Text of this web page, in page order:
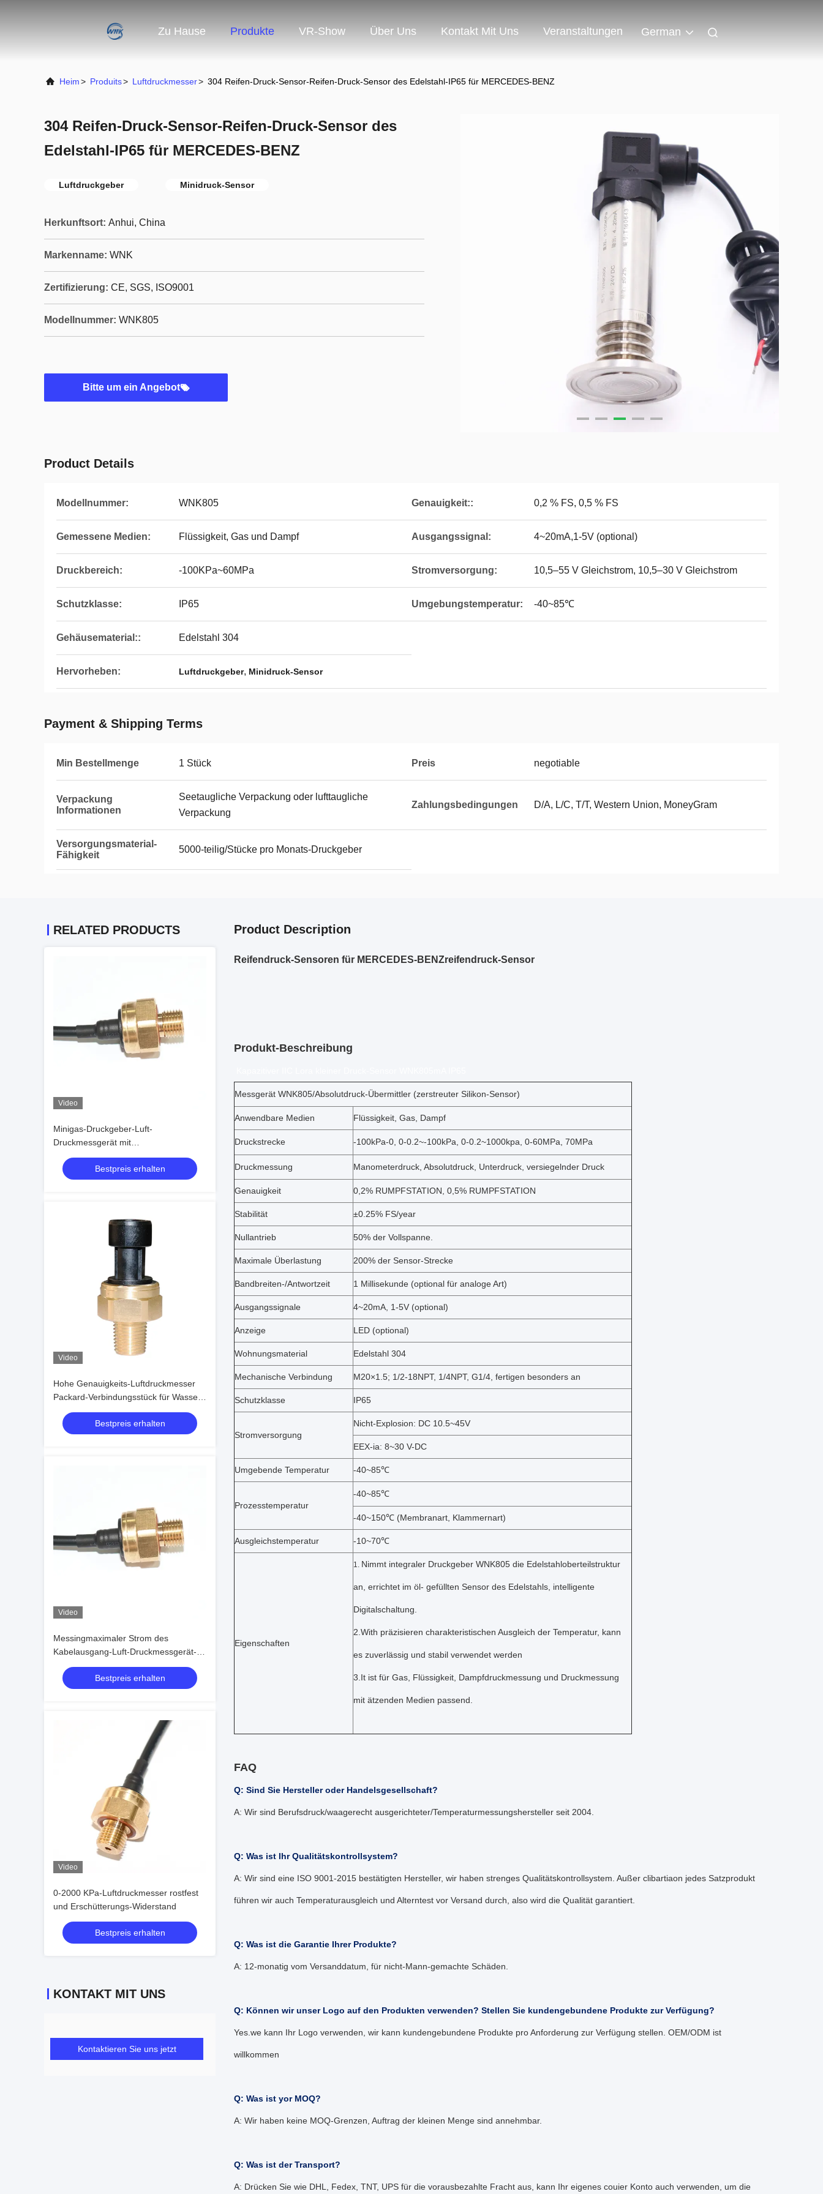
Zu Hause Produkte VR-Show Über Uns Kontakt Mit Uns Veranstaltungen German
Heim> Produits> Luftdruckmesser> 304 Reifen-Druck-Sensor-Reifen-Druck-Sensor des Edelstahl-IP65 für MERCEDES-BENZ
304 Reifen-Druck-Sensor-Reifen-Druck-Sensor des
Edelstahl-IP65 für MERCEDES-BENZ
Luftdruckgeber Minidruck-Sensor
Herkunftsort: Anhui, China
Markenname: WNK
Zertifizierung: CE, SGS, ISO9001
Modellnummer: WNK805
Bitte um ein Angebot
Product Details
Modellnummer: WNK805 Genauigkeit:: 0,2 % FS, 0,5 % FS
Gemessene Medien: Flüssigkeit, Gas und Dampf Ausgangssignal: 4~20mA,1-5V (optional)
Druckbereich: -100KPa~60MPa Stromversorgung: 10,5–55 V Gleichstrom, 10,5–30 V Gleichstrom
Schutzklasse: IP65 Umgebungstemperatur: -40~85℃
Gehäusematerial:: Edelstahl 304
Hervorheben: Luftdruckgeber, Minidruck-Sensor
Payment & Shipping Terms
Min Bestellmenge 1 Stück Preis negotiable
Verpackung
Informationen
Seetaugliche Verpackung oder lufttaugliche
Verpackung
Zahlungsbedingungen D/A, L/C, T/T, Western Union, MoneyGram
Versorgungsmaterial-
Fähigkeit
5000-teilig/Stücke pro Monats-Druckgeber
RELATED PRODUCTS
Video
Minigas-Druckgeber-Luft-
Druckmessgerät mit
kundengebundener elektrischer
VerbindungBestpreis erhalten
Video
Hohe Genauigkeits-Luftdruckmesser
Packard-Verbindungsstück für Wasser-
Behälter
Bestpreis erhalten
Video
Messingmaximaler Strom des
Kabelausgang-Luft-Druckmessgerät-
Sensor-15mA
Bestpreis erhalten
Video
0-2000 KPa-Luftdruckmesser rostfest
und Erschütterungs-Widerstand
Bestpreis erhalten
KONTAKT MIT UNS
Kontaktieren Sie uns jetzt
Product Description
Reifendruck-Sensoren für MERCEDES-BENZreifendruck-Sensor
Produkt-Beschreibung
Messgerät WNK805/Absolutdruck-Übermittler (zerstreuter Silikon-Sensor)
Anwendbare Medien Flüssigkeit, Gas, Dampf
Druckstrecke -100kPa-0, 0-0.2~-100kPa, 0-0.2~1000kpa, 0-60MPa, 70MPa
Druckmessung Manometerdruck, Absolutdruck, Unterdruck, versiegelnder Druck
Genauigkeit 0,2% RUMPFSTATION, 0,5% RUMPFSTATION
Stabilität ±0.25% FS/year
Nullantrieb 50% der Vollspanne.
Maximale Überlastung 200% der Sensor-Strecke
Bandbreiten-/Antwortzeit 1 Millisekunde (optional für analoge Art)
Ausgangssignale 4~20mA, 1-5V (optional)
Anzeige LED (optional)
Wohnungsmaterial Edelstahl 304
Mechanische Verbindung M20×1.5; 1/2-18NPT, 1/4NPT, G1/4, fertigen besonders an
Schutzklasse IP65
Stromversorgung
Nicht-Explosion: DC 10.5~45V
EEX-ia: 8~30 V-DC
Umgebende Temperatur -40~85℃
Prozesstemperatur
-40~85℃
-40~150℃ (Membranart, Klammernart)
Ausgleichstemperatur -10~70℃
Eigenschaften
1. Nimmt integraler Druckgeber WNK805 die Edelstahloberteilstruktur
an, errichtet im öl- gefüllten Sensor des Edelstahls, intelligente
Digitalschaltung.
2.With präzisieren charakteristischen Ausgleich der Temperatur, kann
es zuverlässig und stabil verwendet werden
3.It ist für Gas, Flüssigkeit, Dampfdruckmessung und Druckmessung
mit ätzenden Medien passend.
FAQ
Q: Sind Sie Hersteller oder Handelsgesellschaft?
A: Wir sind Berufsdruck/waagerecht ausgerichteter/Temperaturmessungshersteller seit 2004.
Q: Was ist Ihr Qualitätskontrollsystem?
A: Wir sind eine ISO 9001-2015 bestätigten Hersteller, wir haben strenges Qualitätskontrollsystem. Außer clibartiaon jedes Satzprodukt
führen wir auch Temperaturausgleich und Alterntest vor Versand durch, also wird die Qualität garantiert.
Q: Was ist die Garantie Ihrer Produkte?
A: 12-monatig vom Versanddatum, für nicht-Mann-gemachte Schäden.
Q: Können wir unser Logo auf den Produkten verwenden? Stellen Sie kundengebundene Produkte zur Verfügung?
Yes.we kann Ihr Logo verwenden, wir kann kundengebundene Produkte pro Anforderung zur Verfügung stellen. OEM/ODM ist
willkommen
Q: Was ist yor MOQ?
A: Wir haben keine MOQ-Grenzen, Auftrag der kleinen Menge sind annehmbar.
Q: Was ist der Transport?
A: Drücken Sie wie DHL, Fedex, TNT, UPS für die vorausbezahlte Fracht aus, kann Ihr eigenes couier Konto auch verwenden, um die